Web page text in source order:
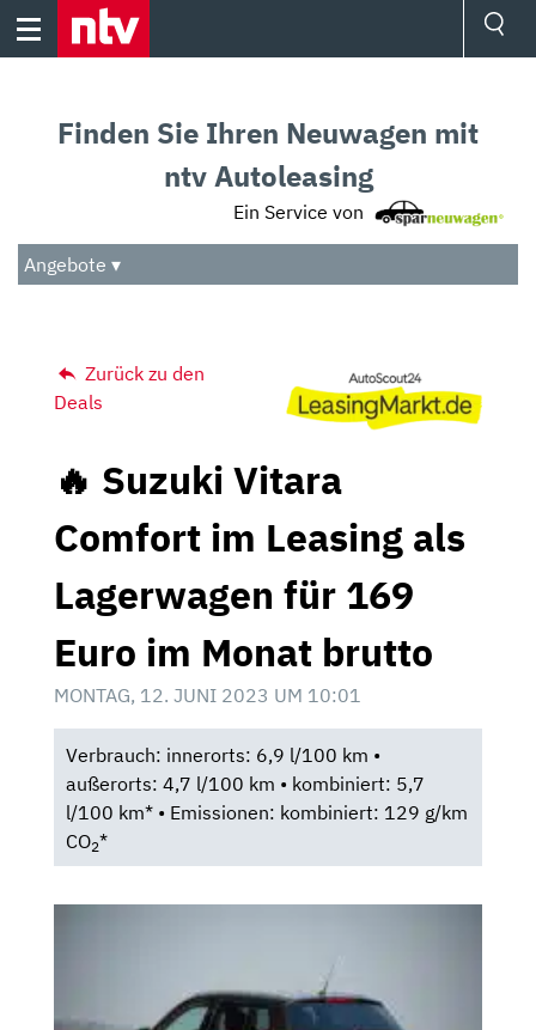
Skip
Audio
Das Beste
Finden Sie Ihren Neuwagen mit
ntv Autoleasing
Ein Service von
Angebote ▾
Zurück zu den
Deals
🔥 Suzuki Vitara
Comfort im Leasing als
Lagerwagen für 169
Euro im Monat brutto
MONTAG, 12. JUNI 2023 UM 10:01
Verbrauch: innerorts: 6,9 l/100 km •
außerorts: 4,7 l/100 km • kombiniert: 5,7
l/100 km* • Emissionen: kombiniert: 129 g/km
CO2*